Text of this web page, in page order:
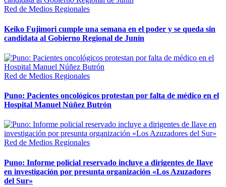
Red de Medios Regionales
Keiko Fujimori cumple una semana en el poder y se queda sin
candidata al Gobierno Regional de Junín
Red de Medios Regionales
Puno: Pacientes oncológicos protestan por falta de médico en el
Hospital Manuel Núñez Butrón
Red de Medios Regionales
Puno: Informe policial reservado incluye a dirigentes de Ilave
en investigación por presunta organización «Los Azuzadores
del Sur»